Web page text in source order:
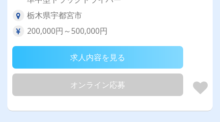
栃木県宇都宮市
200,000円～500,000円
求人内容を見る
オンライン応募